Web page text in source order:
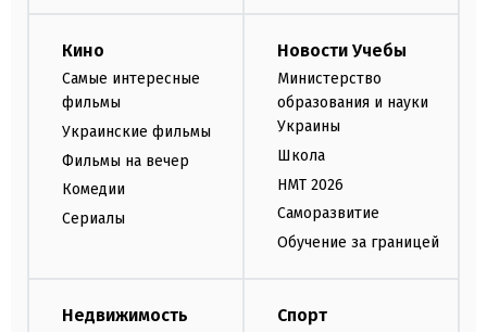
Кино
Самые интересные
фильмы
Украинские фильмы
Фильмы на вечер
Комедии
Сериалы
Новости Учебы
Министерство
образования и науки
Украины
Школа
НМТ 2026
Саморазвитие
Обучение за границей
Недвижимость Спорт